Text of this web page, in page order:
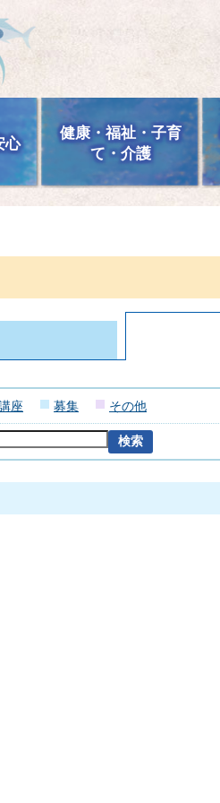
心
健康・福祉・子育
て・介護
座 募集 その他